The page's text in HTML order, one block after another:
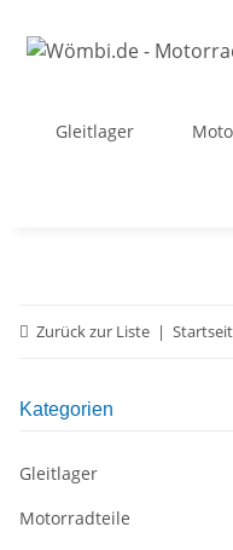
Gleitlager
Zurück zur Liste
Kategorien
Gleitlager
Motorradteile